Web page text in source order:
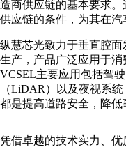
造商供应链的基本要求
供应链的条件，为其在汽
纵慧芯光致力于垂直腔
生产，产品广泛应用于消
VCSEL主要应用包括驾
（LiDAR）以及夜视系
都是提高道路安全，降低
凭借卓越的技术实力、